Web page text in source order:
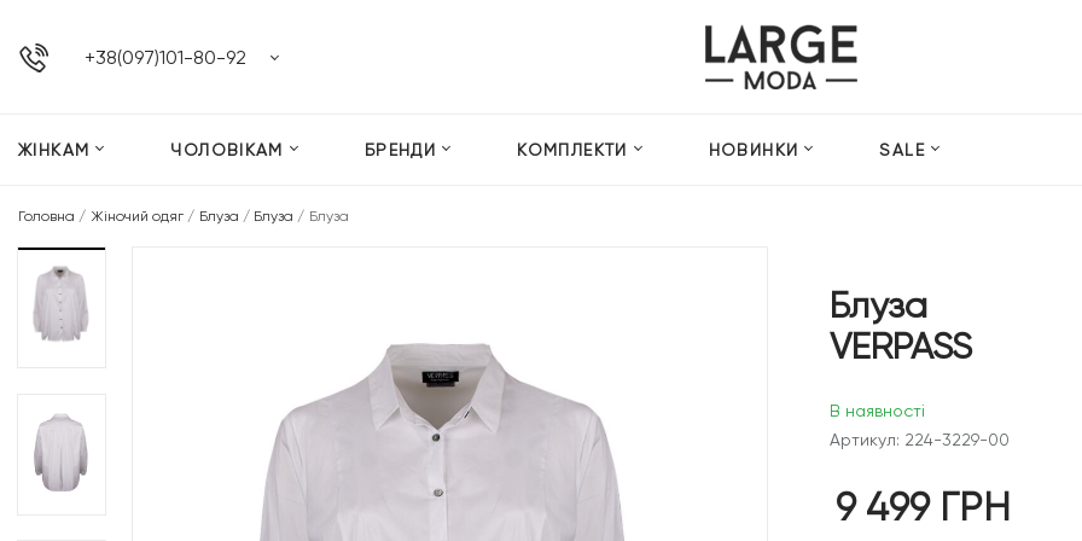
+38(097)101-80-92
ЖІНКАМ ЧОЛОВІКАМ БРЕНДИ КОМПЛЕКТИ НОВИНКИ SALE
Головна / Жіночий одяг / Блуза / Блуза / Блуза
Блуза
VERPASS
В наявності
Артикул: 224-3229-00
9 499 ГРН